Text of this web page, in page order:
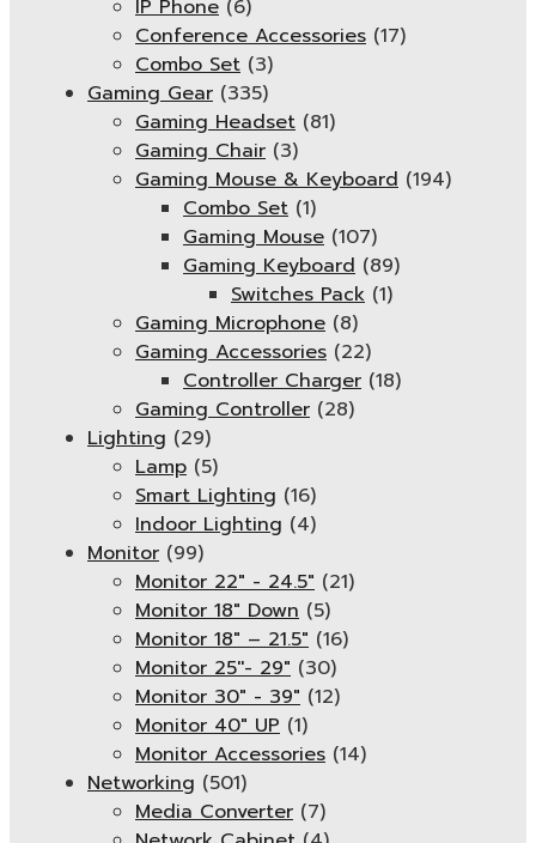
IP Phone (6)
Conference Accessories (17)
Combo Set (3)
Gaming Gear (335)
Gaming Headset (81)
Gaming Chair (3)
Gaming Mouse & Keyboard (194)
Combo Set (1)
Gaming Mouse (107)
Gaming Keyboard (89)
Switches Pack (1)
Gaming Microphone (8)
Gaming Accessories (22)
Controller Charger (18)
Gaming Controller (28)
Lighting (29)
Lamp (5)
Smart Lighting (16)
Indoor Lighting (4)
Monitor (99)
Monitor 22" - 24.5" (21)
Monitor 18" Down (5)
Monitor 18″ – 21.5″ (16)
Monitor 25''- 29" (30)
Monitor 30" - 39" (12)
Monitor 40" UP (1)
Monitor Accessories (14)
Networking (501)
Media Converter (7)